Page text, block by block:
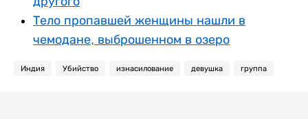
Тело пропавшей женщины нашли в
чемодане, выброшенном в озеро
Индия Убийство изнасилование девушка группа